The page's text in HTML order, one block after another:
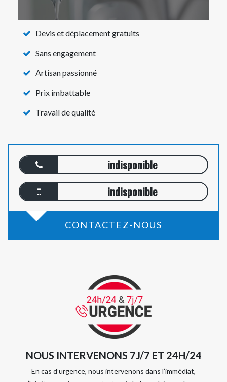
Devis et déplacement gratuits
Sans engagement
Artisan passionné
Prix imbattable
Travail de qualité
indisponible
indisponible
CONTACTEZ-NOUS
NOUS INTERVENONS 7J/7 ET 24H/24
En cas d’urgence, nous intervenons dans l’immédiat,